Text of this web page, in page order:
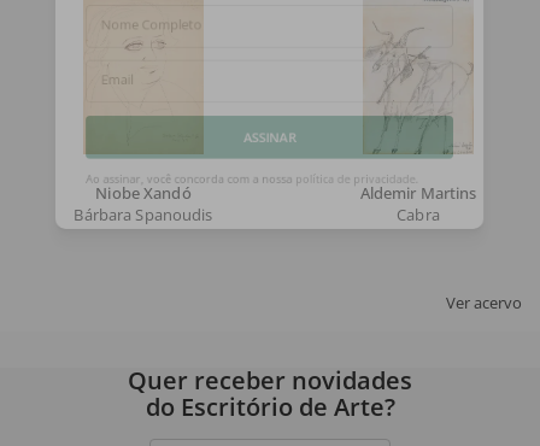
Niobe Xandó
Bárbara Spanoudis
Aldemir Martins
Cabra
Ver acervo
Nome Completo
Ao assinar, você concorda com a nossa política de privacidade
Quer receber novidades
do Escritório de Arte?